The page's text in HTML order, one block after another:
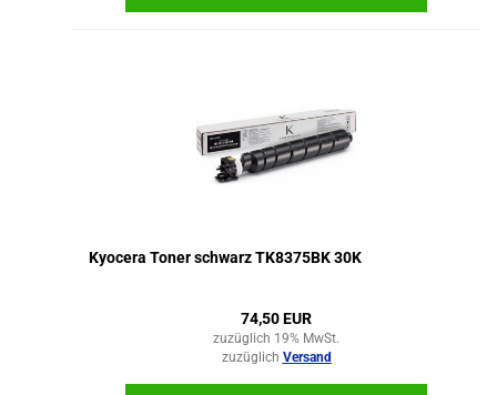
Kyocera Toner schwarz TK8375BK 30K
74,50 EUR
zuzüglich 19% MwSt.
zuzüglich Versand